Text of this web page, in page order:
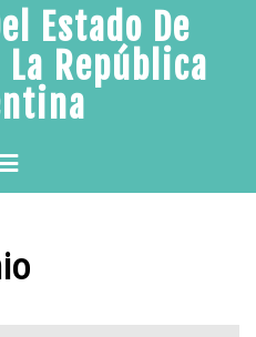
Estado De
República